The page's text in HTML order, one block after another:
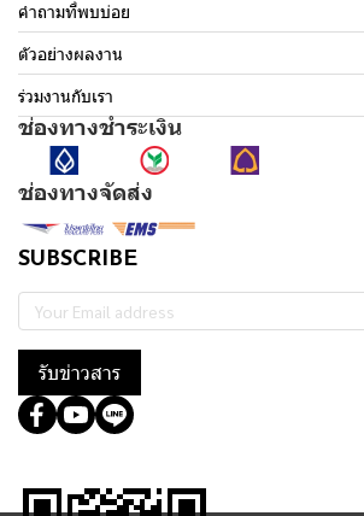
คำถามที่พบบ่อย
ตัวอย่างผลงาน
ร่วมงานกับเรา
ช่องทางชำระเงิน
ช่องทางจัดส่ง
SUBSCRIBE
รับข่าวสาร